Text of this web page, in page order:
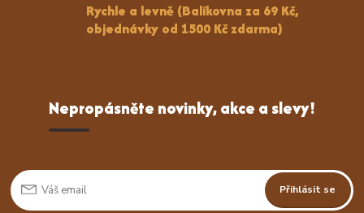
Rychle a levně (Balíkovna za 69 Kč,
objednávky od 1500 Kč zdarma)
Nepropásněte novinky, akce a slevy!
Přihlásit se